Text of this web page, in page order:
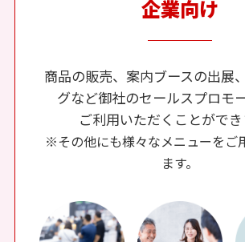
企業向け
商品の販売、案内ブースの出展
グなど御社のセールスプロモ
ご利用いただくことができ
※その他にも様々なメニューをご
ます。